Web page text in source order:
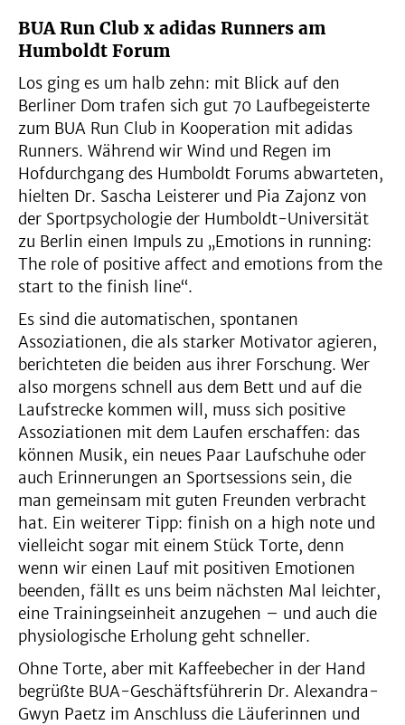
BUA Run Club x adidas Runners am
Humboldt Forum
Los ging es um halb zehn: mit Blick auf den
Berliner Dom trafen sich gut 70 Laufbegeisterte
zum BUA Run Club in Kooperation mit adidas
Runners. Während wir Wind und Regen im
Hofdurchgang des Humboldt Forums abwarteten,
hielten Dr. Sascha Leisterer und Pia Zajonz von
der Sportpsychologie der Humboldt-Universität
zu Berlin einen Impuls zu „Emotions in running:
The role of positive affect and emotions from the
start to the finish line“.
Es sind die automatischen, spontanen
Assoziationen, die als starker Motivator agieren,
berichteten die beiden aus ihrer Forschung. Wer
also morgens schnell aus dem Bett und auf die
Laufstrecke kommen will, muss sich positive
Assoziationen mit dem Laufen erschaffen: das
können Musik, ein neues Paar Laufschuhe oder
auch Erinnerungen an Sportsessions sein, die
man gemeinsam mit guten Freunden verbracht
hat. Ein weiterer Tipp: finish on a high note und
vielleicht sogar mit einem Stück Torte, denn
wenn wir einen Lauf mit positiven Emotionen
beenden, fällt es uns beim nächsten Mal leichter,
eine Trainingseinheit anzugehen – und auch die
physiologische Erholung geht schneller.
Ohne Torte, aber mit Kaffeebecher in der Hand
begrüßte BUA-Geschäftsführerin Dr. Alexandra-
Gwyn Paetz im Anschluss die Läuferinnen und